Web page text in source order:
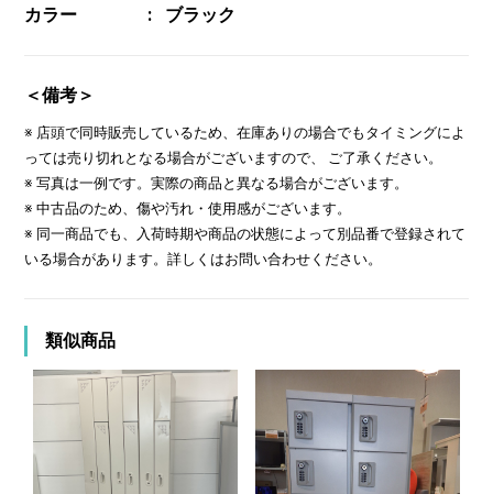
カラー ブラック
＜備考＞
※ 店頭で同時販売しているため、在庫ありの場合でもタイミングによ
っては売り切れとなる場合がございますので、 ご了承ください。
※ 写真は一例です。実際の商品と異なる場合がございます。
※ 中古品のため、傷や汚れ・使用感がございます。
※ 同一商品でも、入荷時期や商品の状態によって別品番で登録されて
いる場合があります。詳しくはお問い合わせください。
類似商品